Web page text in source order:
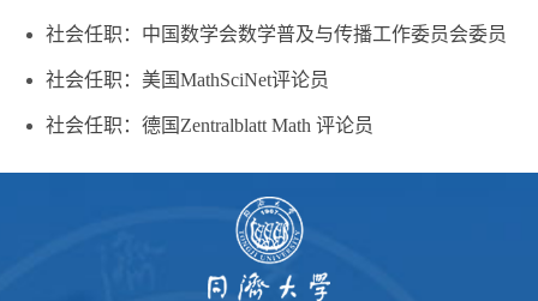
社会任职：中国数学会数学普及与传播工作委员会委员
社会任职：美国MathSciNet评论员
社会任职：德国Zentralblatt Math 评论员